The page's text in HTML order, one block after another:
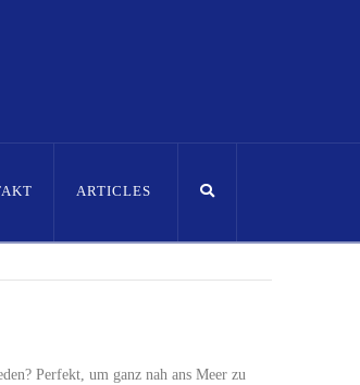
ARTICLES
Perfekt, um ganz nah ans Meer zu